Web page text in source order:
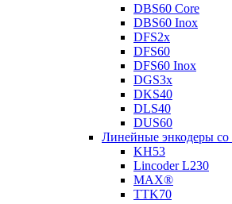
DBS60 Core
DBS60 Inox
DFS2x
DFS60
DFS60 Inox
DGS3x
DKS40
DLS40
DUS60
Линейные энкодеры со
KH53
Lincoder L230
MAX®
TTK70